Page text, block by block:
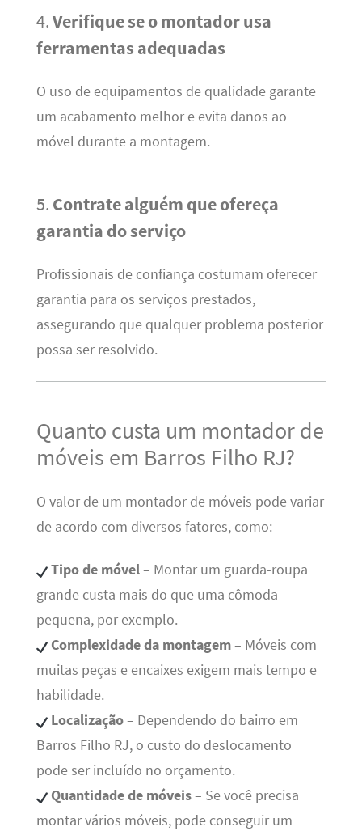
4.Verifique se o montador usa
ferramentas adequadas
O uso de equipamentos de qualidade garante
um acabamento melhor e evita danos ao
móvel durante a montagem.
5. Contrate alguém que ofereça
garantia do serviço
Profissionais de confiança costumam oferecer
garantia para os serviços prestados,
assegurando que qualquer problema posterior
possa ser resolvido.
Quanto custa um montador de
móveis em Barros Filho RJ?
O valor de um montador de móveis pode variar
de acordo com diversos fatores, como:
Tipo de móvel– Montar um guarda-roupa
grande custa mais do que uma cômoda
pequena, por exemplo.
Complexidade da montagem– Móveis com
muitas peças e encaixes exigem mais tempo e
habilidade.
Localização– Dependendo do bairro em
Barros Filho RJ, o custo do deslocamento
pode ser incluído no orçamento.
Quantidade de móveis– Se você precisa
montar vários móveis, pode conseguir um